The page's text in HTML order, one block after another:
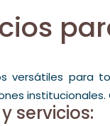
versátiles para
servicios: